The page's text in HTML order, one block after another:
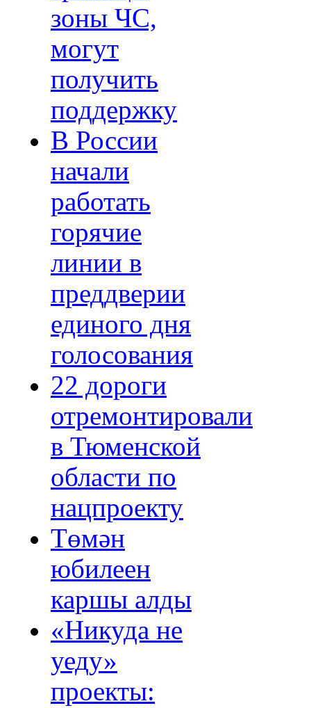
зоны ЧС,
могут
получить
поддержку
В России
начали
работать
горячие
линии в
преддверии
единого дня
голосования
22 дороги
отремонтировали
в Тюменской
области по
нацпроекту
Төмән
юбилеен
каршы алды
«Никуда не
уеду»
проекты: